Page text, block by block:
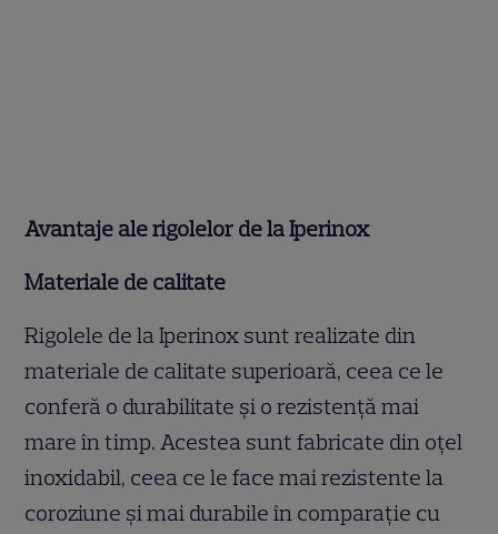
Avantaje ale rigolelor de la Iperinox
Materiale de calitate
Rigolele de la Iperinox sunt realizate din
materiale de calitate superioară, ceea ce le
conferă o durabilitate și o rezistență mai
mare în timp. Acestea sunt fabricate din oțel
inoxidabil, ceea ce le face mai rezistente la
coroziune și mai durabile în comparație cu